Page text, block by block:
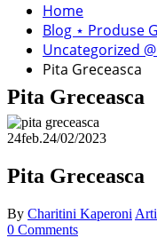
Home
Blog ⋆ Produse
Uncategorized
Pita Greceasca
Pita Greceasca
24feb.24/02/2023
Pita Greceasca
By Charitini Kaperoni
0 Comments